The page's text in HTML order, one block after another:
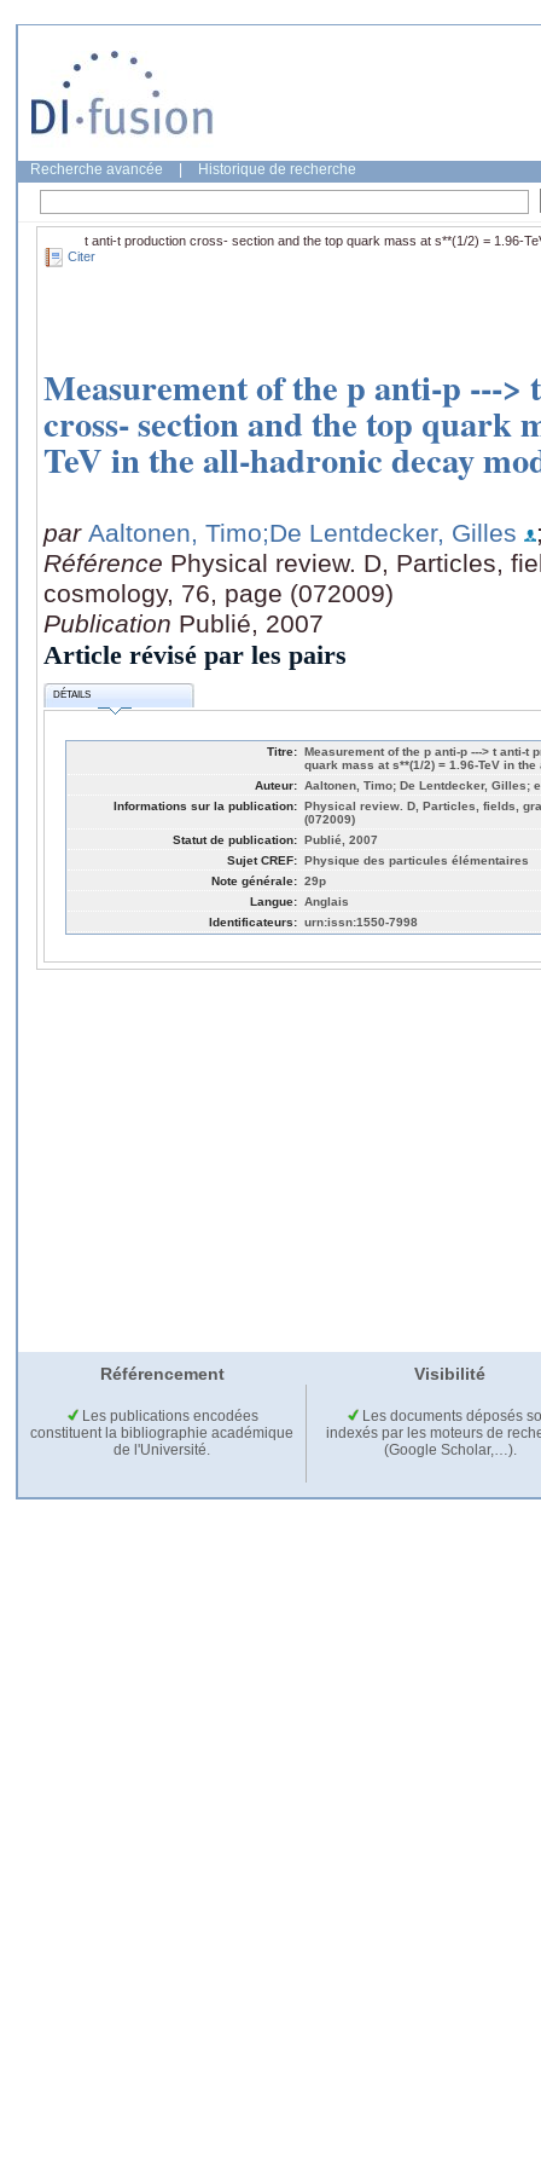
Recherche avancée Historique de recherche
t anti-t production cross- section and the top quark mass at s**(1/2) = 1.96-
Citer
Measurement of the p anti-p ---
cross- section and the top quark
TeV in the all-hadronic decay
par Aaltonen, Timo;De Lentdecker, Gilles
Référence Physical review. D, Particles,
cosmology, 76, page (072009)
Publication Publié, 2007
Article révisé par les pairs
DÉTAILS
Titre: Measurement of the p anti-p ---> t anti-t
quark mass at s**(1/2) = 1.96-TeV in
Auteur: Aaltonen, Timo; De Lentdecker, Gilles;
Informations sur la publication: Physical review. D, Particles, fields,
(072009)
Statut de publication: Publié, 2007
Sujet CREF: Physique des particules élémentaires
Note générale: 29p
Langue: Anglais
Identificateurs: urn:issn:1550-7998
Référencement Visibilité
Les publications encodées
constituent la bibliographie académique
de l'Université.
Les documents déposés
indexés par les moteurs de
(Google Scholar,…).